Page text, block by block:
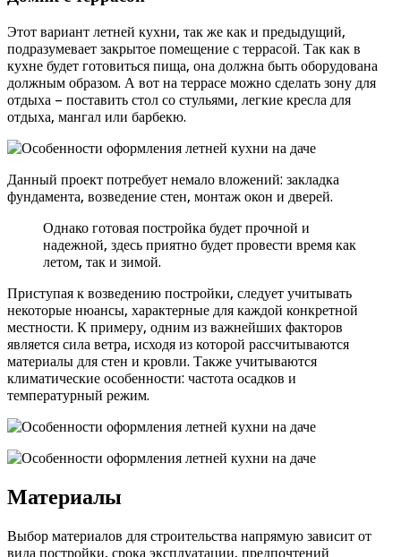
Этот вариант летней кухни, так же как и предыдущий,
подразумевает закрытое помещение с террасой. Так как в
кухне будет готовиться пища, она должна быть оборудована
должным образом. А вот на террасе можно сделать зону для
отдыха – поставить стол со стульями, легкие кресла для
отдыха, мангал или барбекю.
Данный проект потребует немало вложений: закладка
фундамента, возведение стен, монтаж окон и дверей.
Однако готовая постройка будет прочной и
надежной, здесь приятно будет провести время как
летом, так и зимой.
Приступая к возведению постройки, следует учитывать
некоторые нюансы, характерные для каждой конкретной
местности. К примеру, одним из важнейших факторов
является сила ветра, исходя из которой рассчитываются
материалы для стен и кровли. Также учитываются
климатические особенности: частота осадков и
температурный режим.
Материалы
Выбор материалов для строительства напрямую зависит от
вида постройки, срока эксплуатации, предпочтений